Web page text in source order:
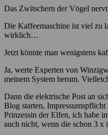
Das Zwitschern der Vögel
Die Kaffeemaschine ist viel zu
wirklich…
Jetzt könnte man wenigstens
Ja, werte Experten von
meinem System herum.
Dann die elektrische Post an
Blog starten,
Prinzessin der Elfen, ich habe
auch nicht, wenn die schon 3